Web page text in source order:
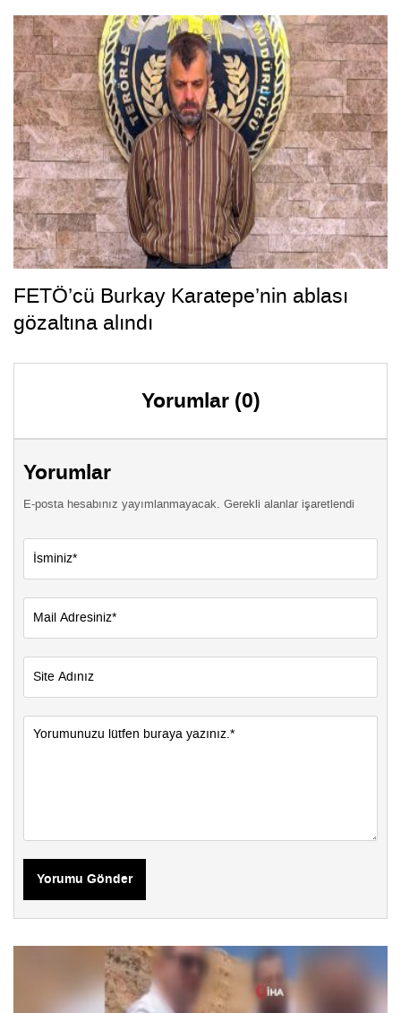
FETÖ’cü Burkay Karatepe’nin ablası
gözaltına alındı
Yorumlar (0)
Yorumlar
E-posta hesabınız yayımlanmayacak. Gerekli alanlar işaretlendi
Yorumu Gönder